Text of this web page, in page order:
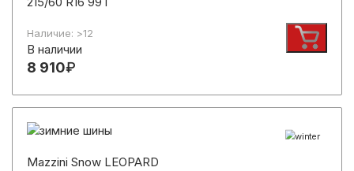
Наличие: >12
В наличии
8 910₽
Mazzini Snow LEOPARD